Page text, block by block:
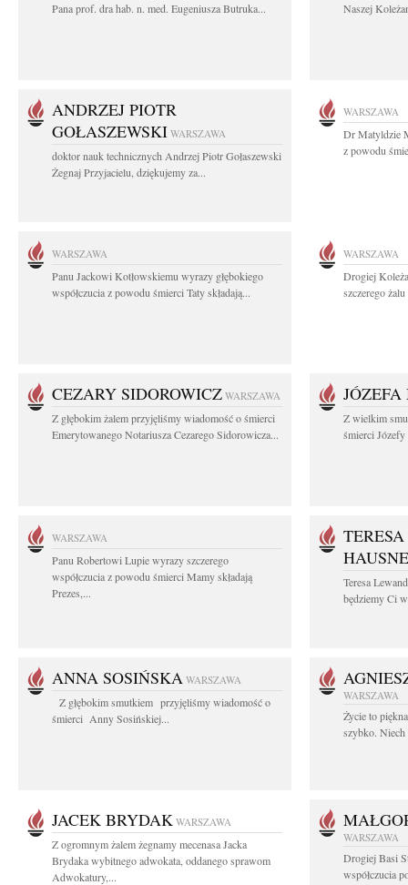
Pana prof. dra hab. n. med. Eugeniusza Butruka...
Naszej
ANDRZEJ PIOTR
GOŁASZEWSKI WARSZAWA
doktor nauk technicznych Andrzej Piotr Gołaszewski
Żegnaj Przyjacielu, dziękujemy za...
WARSZAWA
Dr Matyldzie
z powodu
WARSZAWA
Panu Jackowi Kotłowskiemu wyrazy głębokiego
współczucia z powodu śmierci Taty składają...
WARSZAWA
Drogiej
szczerego
CEZARY SIDOROWICZ WARSZAWA
Z głębokim żalem przyjęliśmy wiadomość o śmierci
Emerytowanego Notariusza Cezarego Sidorowicza...
Z wielkim
śmierci
WARSZAWA
Panu Robertowi Lupie wyrazy szczerego
współczucia z powodu śmierci Mamy składają
Prezes,...
Teresa
będziemy Ci
ANNA SOSIŃSKA WARSZAWA
Z głębokim smutkiem przyjęliśmy wiadomość o
śmierci Anny Sosińskiej...
WARSZAWA
Życie to
szybko. Niech
JACEK BRYDAK WARSZAWA
Z ogromnym żalem żegnamy mecenasa Jacka
Brydaka wybitnego adwokata, oddanego sprawom
Adwokatury,...
WARSZAWA
Drogiej Basi
współczucia